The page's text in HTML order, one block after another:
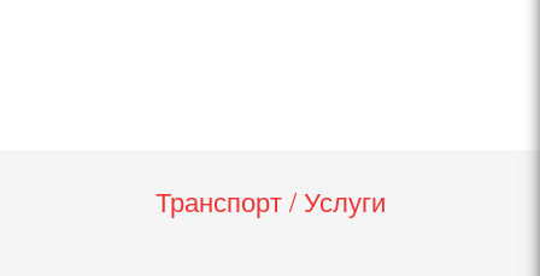
Транспорт / Услуги